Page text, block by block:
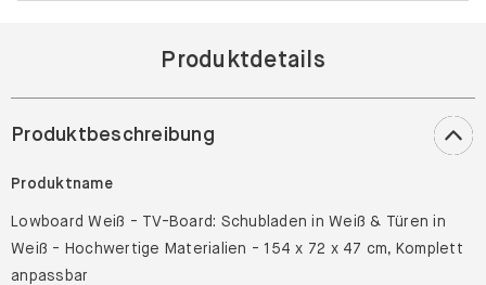
Produktdetails
Produktbeschreibung
Produktname
Lowboard Weiß - TV-Board: Schubladen in Weiß & Türen in
Weiß - Hochwertige Materialien - 154 x 72 x 47 cm, Komplett
anpassbar